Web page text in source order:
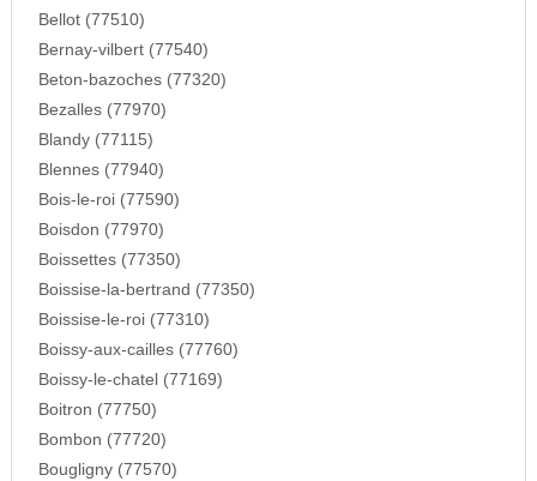
Bellot (77510)
Bernay-vilbert (77540)
Beton-bazoches (77320)
Bezalles (77970)
Blandy (77115)
Blennes (77940)
Bois-le-roi (77590)
Boisdon (77970)
Boissettes (77350)
Boissise-la-bertrand (77350)
Boissise-le-roi (77310)
Boissy-aux-cailles (77760)
Boissy-le-chatel (77169)
Boitron (77750)
Bombon (77720)
Bougligny (77570)